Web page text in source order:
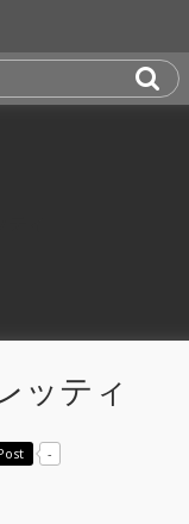
ッティ
-